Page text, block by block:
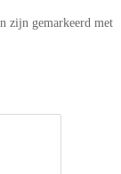
zijn gemarkeerd met